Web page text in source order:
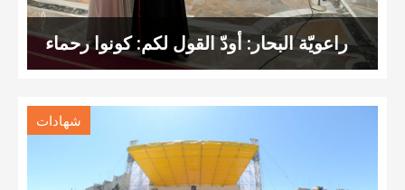
راعويّة البحار: أودّ القول لكم: كونوا رحماء
شهادات